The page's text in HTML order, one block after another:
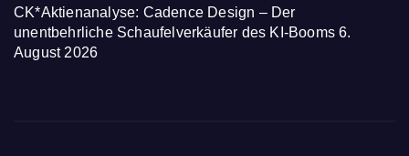
CK*Aktienanalyse: Cadence Design – Der
unentbehrliche Schaufelverkäufer des KI-Booms 6.
August 2026